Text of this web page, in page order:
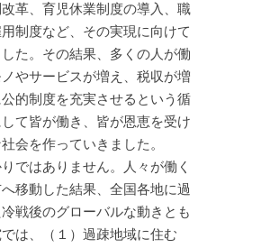
革、育児休業制度の導入、職
制度など、その実現に向けて
た。その結果、多くの人が働
やサービスが増え、税収が増
的制度を充実させるという循
て皆が働き、皆が恩恵を受け
会を作っていきました。
ではありません。人々が働く
移動した結果、全国各地に過
戦後のグローバルな動きとも
は、（１）過疎地域に住む